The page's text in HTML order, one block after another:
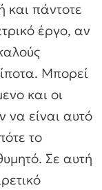
πάντοτε
έργο, αν
Μπορεί
και οι
να είναι αυτό
το
Σε αυτή